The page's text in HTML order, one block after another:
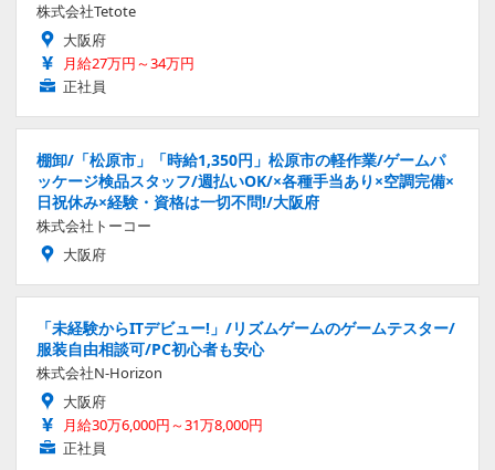
株式会社Tetote
大阪府
月給27万円～34万円
正社員
棚卸/「松原市」「時給1,350円」松原市の軽作業/ゲームパ
ッケージ検品スタッフ/週払いOK/×各種手当あり×空調完備×
日祝休み×経験・資格は一切不問!/大阪府
株式会社トーコー
大阪府
「未経験からITデビュー!」/リズムゲームのゲームテスター/
服装自由相談可/PC初心者も安心
株式会社N-Horizon
大阪府
月給30万6,000円～31万8,000円
正社員